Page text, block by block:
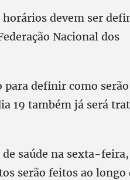
horários devem ser
Nacional dos
para definir como
19 também já será
saúde na sexta-feira,
serão feitos ao longo